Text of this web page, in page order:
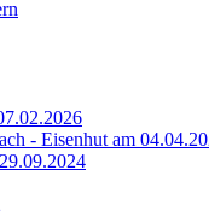
- Eisenhut am